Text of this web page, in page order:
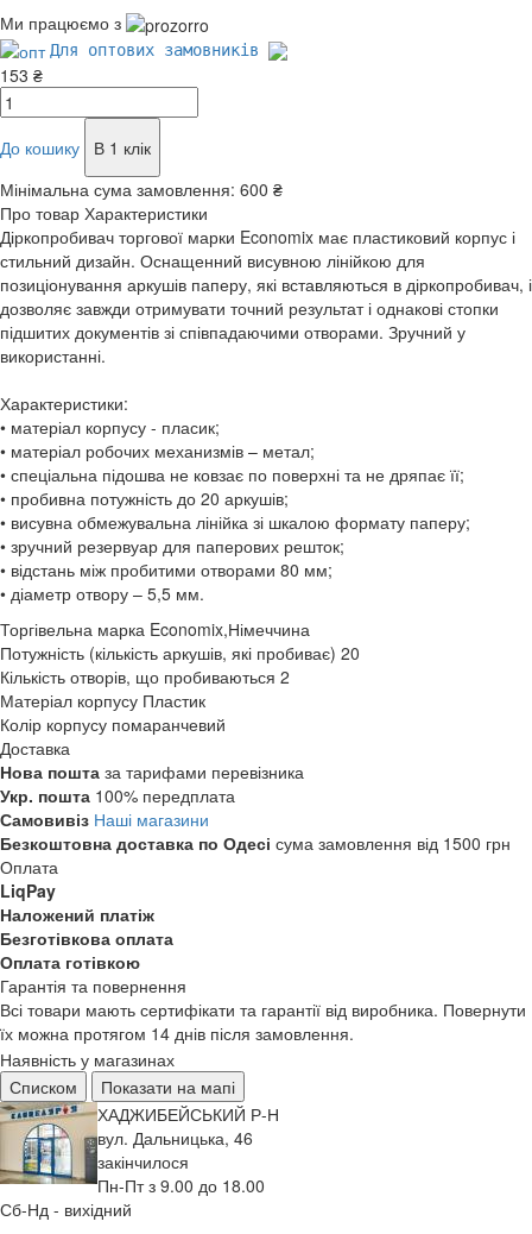
Ми працюємо з
Для оптових замовників
153 ₴
До кошику
В 1 клік
Мінімальна сума замовлення: 600 ₴
Про товар Характеристики
Діркопробивач торгової марки Economix має пластиковий корпус і
стильний дизайн. Оснащенний висувною лінійкою для
позиціонування аркушів паперу, які вставляються в діркопробивач, і
дозволяє завжди отримувати точний результат і однакові стопки
підшитих документів зі співпадаючими отворами. Зручний у
використанні.
Характеристики:
• матеріал корпусу - пласик;
• матеріал робочих механизмів – метал;
• спеціальна підошва не ковзає по поверхні та не дряпає її;
• пробивна потужність до 20 аркушів;
• висувна обмежувальна лінійка зі шкалою формату паперу;
• зручний резервуар для паперових решток;
• відстань між пробитими отворами 80 мм;
• діаметр отвору – 5,5 мм.
Торгівельна марка Economix,Німеччина
Потужність (кількість аркушів, які пробиває) 20
Кількість отворів, що пробиваються 2
Матеріал корпусу Пластик
Колір корпусу помаранчевий
Доставка
Нова пошта за тарифами перевізника
Укр. пошта 100% передплата
Самовивіз Наші магазини
Безкоштовна доставка по Одесі сума замовлення від 1500 грн
Оплата
LiqPay
Наложений платіж
Безготівкова оплата
Оплата готівкою
Гарантія та повернення
Всі товари мають сертифікати та гарантії від виробника. Повернути
їх можна протягом 14 днів після замовлення.
Наявність у магазинах
Списком
Показати на мапі
ХАДЖИБЕЙСЬКИЙ Р-Н
вул. Дальницька, 46
закінчилося
Пн-Пт з 9.00 до 18.00
Сб-Нд - вихідний